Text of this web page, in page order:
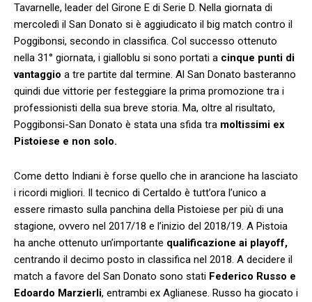
Tavarnelle, leader del Girone E di Serie D. Nella giornata di
mercoledì il San Donato si è aggiudicato il big match contro il
Poggibonsi, secondo in classifica. Col successo ottenuto
nella 31° giornata, i gialloblu si sono portati a cinque punti di
vantaggio a tre partite dal termine. Al San Donato basteranno
quindi due vittorie per festeggiare la prima promozione tra i
professionisti della sua breve storia. Ma, oltre al risultato,
Poggibonsi-San Donato è stata una sfida tra moltissimi ex
Pistoiese e non solo.
Come detto Indiani è forse quello che in arancione ha lasciato
i ricordi migliori. Il tecnico di Certaldo è tutt’ora l’unico a
essere rimasto sulla panchina della Pistoiese per più di una
stagione, ovvero nel 2017/18 e l’inizio del 2018/19. A Pistoia
ha anche ottenuto un’importante qualificazione ai playoff,
centrando il decimo posto in classifica nel 2018. A decidere il
match a favore del San Donato sono stati Federico Russo e
Edoardo Marzierli, entrambi ex Aglianese. Russo ha giocato i